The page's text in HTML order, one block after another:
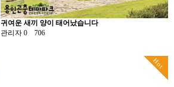
귀여운 새끼 양이 태어났습니다
관리자 0 706
Hot